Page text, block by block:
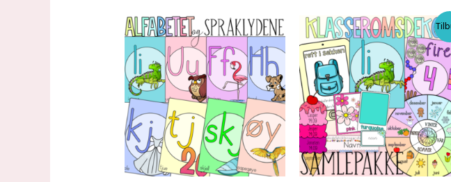
Opprinnelig
pris
var:
kr 282,00.
Nåværende
pris
er:
kr 211,50.